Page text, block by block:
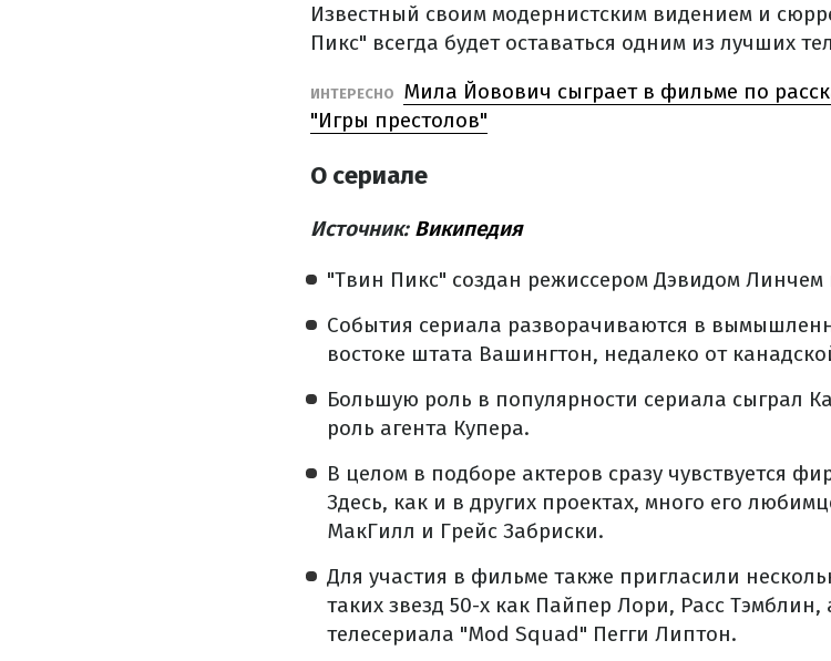
Известный своим модернистским видением и
Пикс" всегда будет оставаться одним из лучших
ИНТЕРЕСНО
Мила Йовович сыграет в фильме по
"Игры престолов"
О сериале
Источник: Википедия
"Твин Пикс" создан режиссером Дэвидом
События сериала разворачиваются в
востоке штата Вашингтон, недалеко от
Большую роль в популярности сериала сыграл
роль агента Купера.
В целом в подборе актеров сразу чувствуется
Здесь, как и в других проектах, много его
МакГилл и Грейс Забриски.
Для участия в фильме также пригласили
таких звезд 50-х как Пайпер Лори, Расс
телесериала "Mod Squad" Пегги Липтон.